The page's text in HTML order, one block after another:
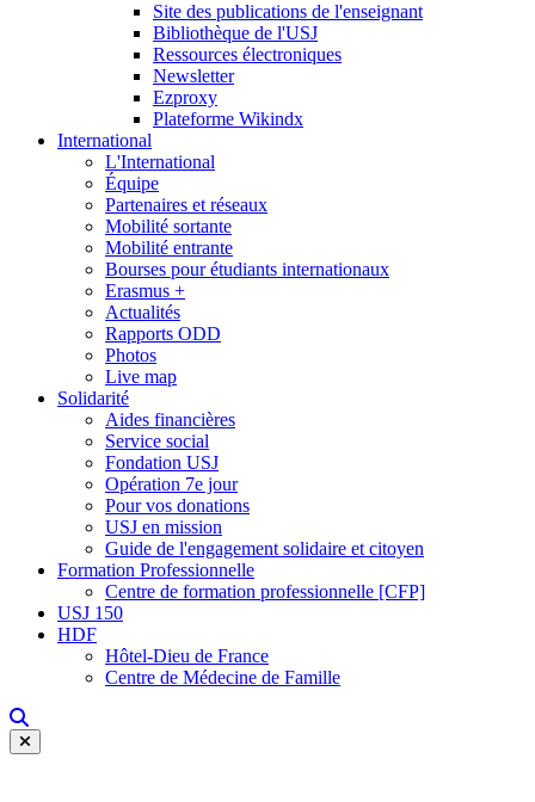
Site des publications de l'enseignant
Bibliothèque de l'USJ
Ressources électroniques
Newsletter
Ezproxy
Plateforme Wikindx
International
L'International
Équipe
Partenaires et réseaux
Mobilité sortante
Mobilité entrante
Bourses pour étudiants internationaux
Erasmus +
Actualités
Rapports ODD
Photos
Live map
Solidarité
Aides financières
Service social
Fondation USJ
Opération 7e jour
Pour vos donations
USJ en mission
Guide de l'engagement solidaire et citoyen
Formation Professionnelle
Centre de formation professionnelle [CFP]
USJ 150
HDF
Hôtel-Dieu de France
Centre de Médecine de Famille